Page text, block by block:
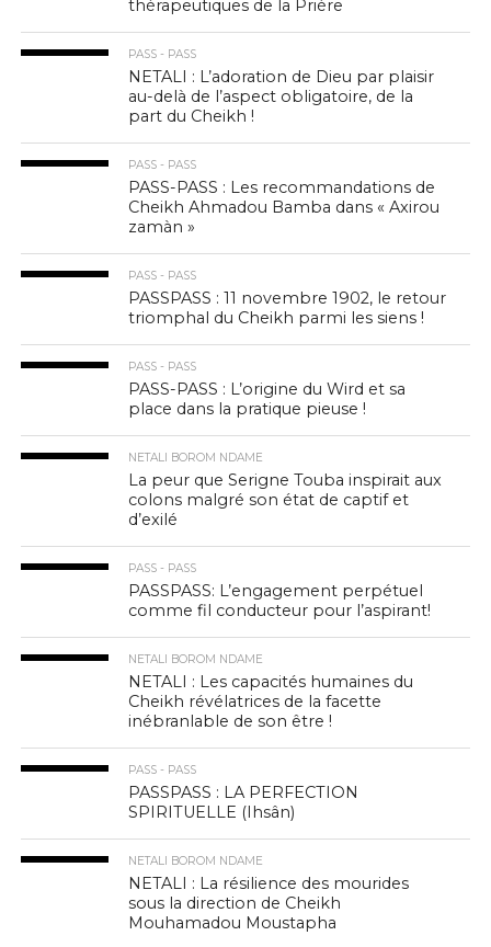
thérapeutiques de la Prière
PASS - PASS
NETALI : L’adoration de Dieu par plaisir
au-delà de l’aspect obligatoire, de la
part du Cheikh !
PASS - PASS
PASS-PASS : Les recommandations de
Cheikh Ahmadou Bamba dans « Axirou
zamàn »
PASS - PASS
PASSPASS : 11 novembre 1902, le retour
triomphal du Cheikh parmi les siens !
PASS - PASS
PASS-PASS : L’origine du Wird et sa
place dans la pratique pieuse !
NETALI BOROM NDAME
La peur que Serigne Touba inspirait aux
colons malgré son état de captif et
d’exilé
PASS - PASS
PASSPASS: L’engagement perpétuel
comme fil conducteur pour l’aspirant!
NETALI BOROM NDAME
NETALI : Les capacités humaines du
Cheikh révélatrices de la facette
inébranlable de son être !
PASS - PASS
PASSPASS : LA PERFECTION
SPIRITUELLE (Ihsân)
NETALI BOROM NDAME
NETALI : La résilience des mourides
sous la direction de Cheikh
Mouhamadou Moustapha